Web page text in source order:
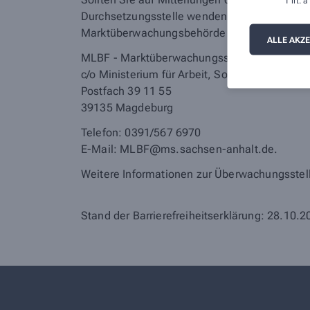
ALLE
Durchsetzungsstelle wenden. Die
Marktüberwachungsbehörde wenden:
MLBF - Marktüberwachungsstelle der
c/o Ministerium für Arbeit, Soziales,
Postfach 39 11 55
39135 Magdeburg
Telefon: 0391/567 6970
E-​Mail: MLBF@ms.sachsen-​anhalt.de.
Weitere Informationen zur
Stand der Barrierefreiheitserklärung: